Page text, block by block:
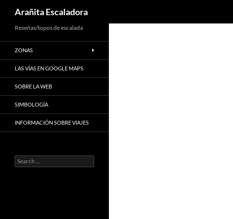
to
content
Arañita Escaladora
Reseñas/topos de escalada
ZONAS
LAS VÍAS EN GOOGLE MAPS
SOBRE LA WEB
SIMBOLOGÍA
INFORMACIÓN SOBRE VIAJES
Search
for: